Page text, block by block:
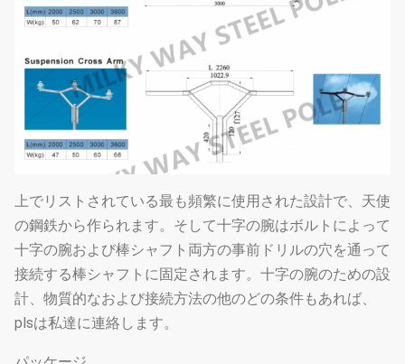
上でリストされている最も頻繁に使用された設計で、天使
の鋼鉄から作られます。そして十字の腕はボルトによって
十字の腕および棒シャフト両方の事前ドリルの穴を通って
接続する棒シャフトに固定されます。十字の腕のための設
計、物質的なおよび接続方法の他のどの条件もあれば、
plsは私達に連絡します。